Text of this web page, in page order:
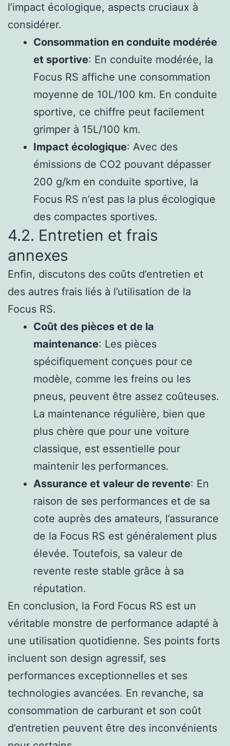
l’impact écologique, aspects cruciaux à
considérer.
Consommation en conduite modérée
et sportive: En conduite modérée, la
Focus RS affiche une consommation
moyenne de 10L/100 km. En conduite
sportive, ce chiffre peut facilement
grimper à 15L/100 km.
Impact écologique: Avec des
émissions de CO2 pouvant dépasser
200 g/km en conduite sportive, la
Focus RS n’est pas la plus écologique
des compactes sportives.
4.2. Entretien et frais
annexes
Enfin, discutons des coûts d’entretien et
des autres frais liés à l’utilisation de la
Focus RS.
Coût des pièces et de la
maintenance: Les pièces
spécifiquement conçues pour ce
modèle, comme les freins ou les
pneus, peuvent être assez coûteuses.
La maintenance régulière, bien que
plus chère que pour une voiture
classique, est essentielle pour
maintenir les performances.
Assurance et valeur de revente: En
raison de ses performances et de sa
cote auprès des amateurs, l’assurance
de la Focus RS est généralement plus
élevée. Toutefois, sa valeur de
revente reste stable grâce à sa
réputation.
En conclusion, la Ford Focus RS est un
véritable monstre de performance adapté à
une utilisation quotidienne. Ses points forts
incluent son design agressif, ses
performances exceptionnelles et ses
technologies avancées. En revanche, sa
consommation de carburant et son coût
d’entretien peuvent être des inconvénients